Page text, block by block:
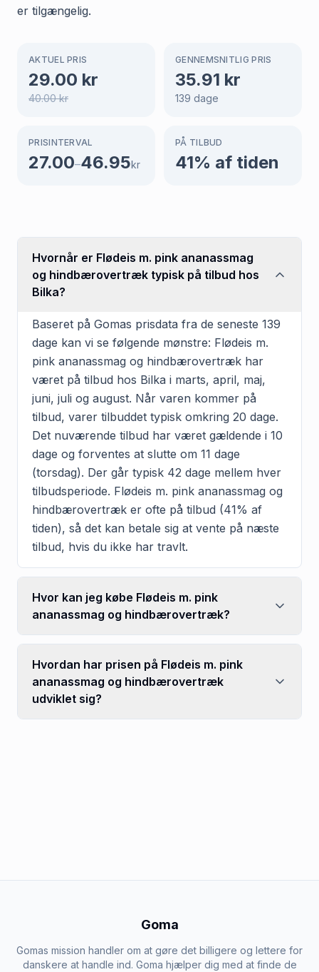
er tilgængelig.
AKTUEL PRIS
29.00 kr
40.00kr
GENNEMSNITLIG PRIS
35.91 kr
139 dage
PRISINTERVAL
27.00–46.95kr
PÅ TILBUD
41% af tiden
Hvornår er Flødeis m. pink ananassmag
og hindbærovertræk typisk på tilbud hos
Bilka?
Baseret på Gomas prisdata fra de seneste 139
dage kan vi se følgende mønstre: Flødeis m.
pink ananassmag og hindbærovertræk har
været på tilbud hos Bilka i marts, april, maj,
juni, juli og august. Når varen kommer på
tilbud, varer tilbuddet typisk omkring 20 dage.
Det nuværende tilbud har været gældende i 10
dage og forventes at slutte om 11 dage
(torsdag). Der går typisk 42 dage mellem hver
tilbudsperiode. Flødeis m. pink ananassmag og
hindbærovertræk er ofte på tilbud (41% af
tiden), så det kan betale sig at vente på næste
tilbud, hvis du ikke har travlt.
Hvor kan jeg købe Flødeis m. pink
ananassmag og hindbærovertræk?
Hvordan har prisen på Flødeis m. pink
ananassmag og hindbærovertræk
udviklet sig?
Goma
Gomas mission handler om at gøre det billigere og lettere for
danskere at handle ind. Goma hjælper dig med at finde de